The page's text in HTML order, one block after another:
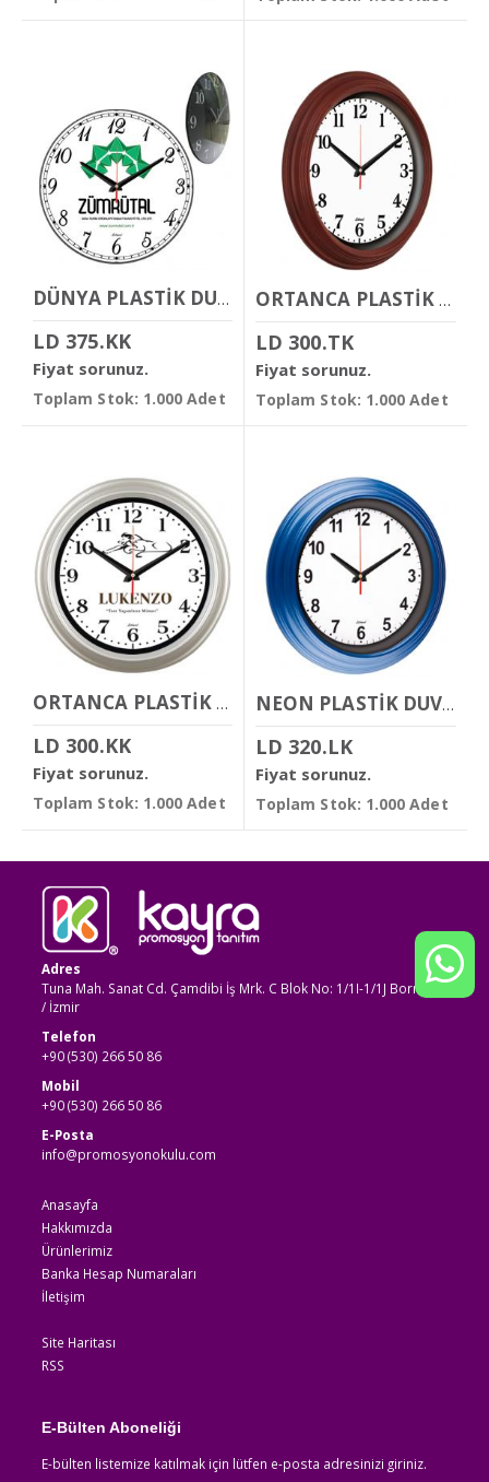
DÜNYA PLASTİK DUVAR SAATİ
LD 375.KK
Fiyat sorunuz.
Toplam Stok: 1.000 Adet
ORTANCA PLASTİK DUVAR SAATİ
LD 300.TK
Fiyat sorunuz.
Toplam Stok: 1.000 Adet
ORTANCA PLASTİK DUVAR SAATİ
LD 300.KK
Fiyat sorunuz.
Toplam Stok: 1.000 Adet
NEON PLASTİK DUVAR SAATİ
LD 320.LK
Fiyat sorunuz.
Toplam Stok: 1.000 Adet
Adres
Tuna Mah. Sanat Cd. Çamdibi İş Mrk. C Blok No: 1/1I-1/1J Bornova
/ İzmir
Telefon
+90 (530) 266 50 86
Mobil
+90 (530) 266 50 86
E-Posta
info@promosyonokulu.com
Anasayfa
Hakkımızda
Ürünlerimiz
Banka Hesap Numaraları
İletişim
Site Haritası
RSS
E-Bülten Aboneliği
E-bülten listemize katılmak için lütfen e-posta adresinizi giriniz.